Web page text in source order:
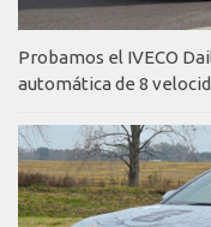
Probamos el IVECO
automática de 8